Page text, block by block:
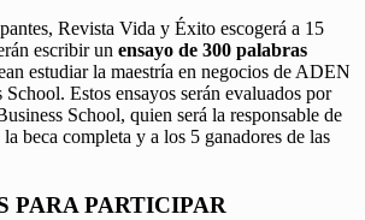
Revista Vida y Éxito escogerá a 15
escribir un ensayo de 300 palabras
estudiar la maestría en negocios de ADEN
Estos ensayos serán evaluados por
School, quien será la responsable de
beca completa y a los 5 ganadores de las
PARA PARTICIPAR